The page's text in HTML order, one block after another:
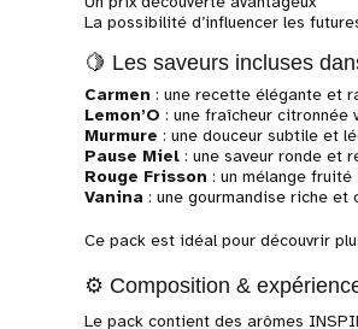
La possibilité d’influencer les
🍋 Les saveurs incluses
Carmen : une recette élégante et
Lemon’O : une fraîcheur citronnée
Murmure : une douceur subtile et
Pause Miel: une saveur ronde et
Rouge Frisson : un mélange
Vanina: une gourmandise riche et
Ce pack est idéal pour découvrir
⚙️ Composition &
Le pack contient des arômes